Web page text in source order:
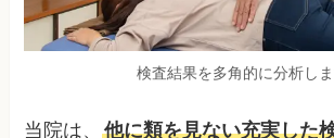
検査結果を多角的に分析し
当院は、他に類を見ない充実した